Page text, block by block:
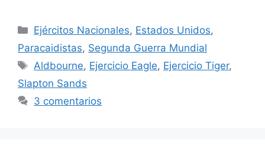
Categorías
Ejércitos Nacionales, Estados Unidos,
Paracaidistas, Segunda Guerra Mundial
Etiquetas
Aldbourne, Ejercicio Eagle, Ejercicio Tiger,
Slapton Sands
3 comentarios